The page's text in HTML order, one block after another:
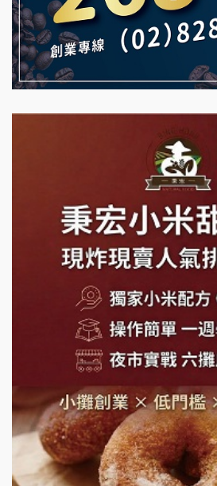
日十。早午食加盟說明會
拾鑶火鍋加盟說明會
珍好味臭臭鍋加盟說明會
藍象廷泰式火鍋加盟說明會
莫尼早餐Morni加盟說明會
手作功夫茶加盟說明會
SHARE TEA歇腳亭加盟說明會
潮味決-湯滷專門店加盟說明會
鬍子茶加盟說明會
鮮茶道加盟說明會
微風亭鐵板燒加盟說明會
漫步藍咖啡加盟說明會